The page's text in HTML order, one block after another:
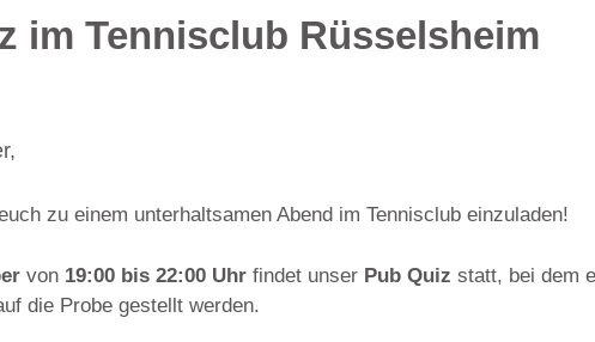
im Tennisclub Rüsselsheim
zu einem unterhaltsamen Abend im Tennisclub einzuladen!
von 19:00 bis 22:00 Uhr findet unser Pub Quiz statt, bei dem
die Probe gestellt werden.